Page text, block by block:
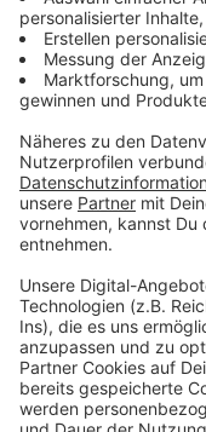
Details
Nutzung
Die neue Single
auf ihr Debütalbum
Anzeige